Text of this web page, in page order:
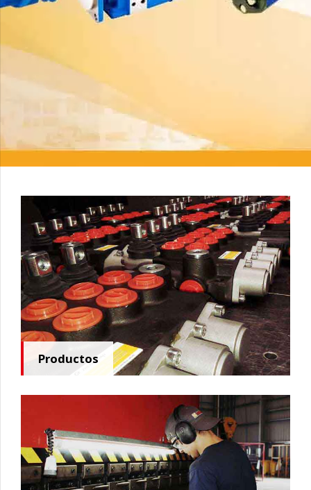
Productos